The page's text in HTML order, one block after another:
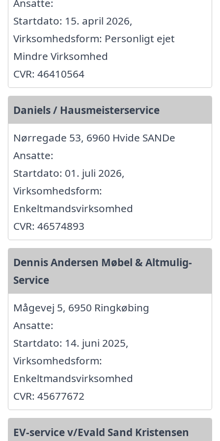
Startdato: 15. april 2026,
Virksomhedsform: Personligt ejet
Mindre Virksomhed
CVR: 46410564
Daniels / Hausmeisterservice
Nørregade 53, 6960 Hvide SANDe
Ansatte:
Startdato: 01. juli 2026,
Virksomhedsform:
Enkeltmandsvirksomhed
CVR: 46574893
Dennis Andersen Møbel & Altmulig-
Service
Mågevej 5, 6950 Ringkøbing
Ansatte:
Startdato: 14. juni 2025,
Virksomhedsform:
Enkeltmandsvirksomhed
CVR: 45677672
EV-service v/Evald Sand Kristensen